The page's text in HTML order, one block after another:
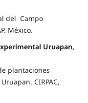
del Campo
México.
Uruapan,
plantaciones
CIRPAC,